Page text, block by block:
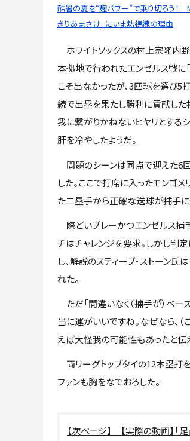
酷暑の夏を“麹パワー”で乗り切ろう！
きりあまさけ」にいま熱視線の理由
ホワイトソックスの村上宗隆内
本拠地で行われたエンゼルス戦に
こそ出なかったが、3四球を選び5
続で出塁を果たし勝利に貢献した
我に繋がりかねないヒヤリとする
肝を冷やしたようだ。
問題のシーンは同点で迎えた6
した。ここで打席に入ったモンゴ
た二塁手から正確な送球が捕手に
際どいプレーかつエンゼルス捕
チはチャレンジを要求。しかし判
し、解説のスティーブ・ストーン
れた。
ただ「間違いなく（捕手が）ベー
当に運がいいですね。なぜなら、
えば大怪我の可能性もあったと伝
両リーグトップタイの12本塁打
ファンも胸をなでおろした。
【実際の動画】